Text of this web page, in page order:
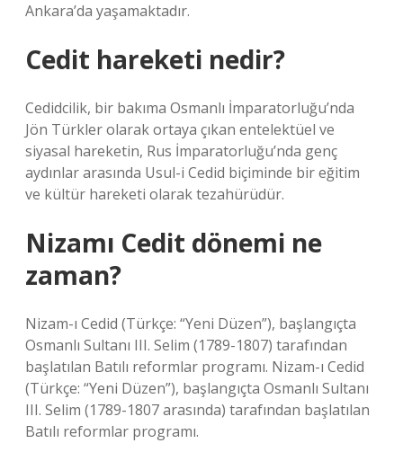
Ankara’da yaşamaktadır.
Cedit hareketi nedir?
Cedidcilik, bir bakıma Osmanlı İmparatorluğu’nda
Jön Türkler olarak ortaya çıkan entelektüel ve
siyasal hareketin, Rus İmparatorluğu’nda genç
aydınlar arasında Usul-i Cedid biçiminde bir eğitim
ve kültür hareketi olarak tezahürüdür.
Nizamı Cedit dönemi ne
zaman?
Nizam-ı Cedid (Türkçe: “Yeni Düzen”), başlangıçta
Osmanlı Sultanı III. Selim (1789-1807) tarafından
başlatılan Batılı reformlar programı. Nizam-ı Cedid
(Türkçe: “Yeni Düzen”), başlangıçta Osmanlı Sultanı
III. Selim (1789-1807 arasında) tarafından başlatılan
Batılı reformlar programı.